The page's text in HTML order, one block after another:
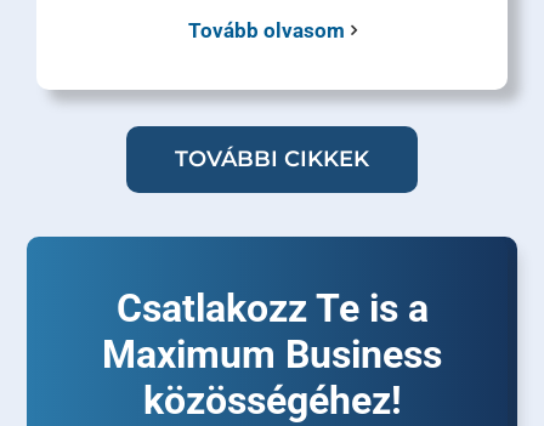
Tovább olvasom
TOVÁBBI CIKKEK
Csatlakozz Te is a
Maximum Business
közösségéhez!